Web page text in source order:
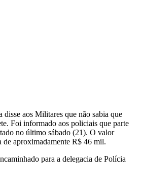
disse aos Militares que não sabia que
Foi informado aos policiais que parte
no último sábado (21). O valor
de aproximadamente R$ 46 mil.
para a delegacia de Polícia